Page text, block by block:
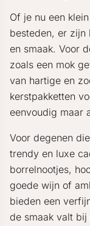
Of je nu een
besteden, er zijn
en smaak. Voor
zoals een mok
van hartige en
kerstpakketten
eenvoudig maar
Voor degenen
trendy en luxe
borrelnootjes,
goede wijn of
bieden een
de smaak valt bij